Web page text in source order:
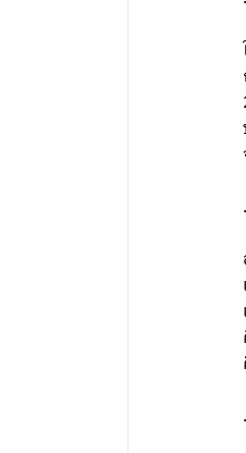
.
.